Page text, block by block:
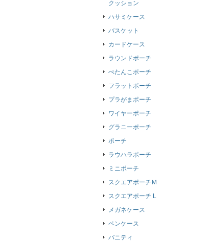
クッション
ハサミケース
バスケット
カードケース
ラウンドポーチ
ぺたんこポーチ
フラットポーチ
プラがまポーチ
ワイヤーポーチ
グラニーポーチ
ポーチ
ラウハラポーチ
ミニポーチ
スクエアポーチＭ
スクエアポーチ L
メガネケース
ペンケース
バニティ